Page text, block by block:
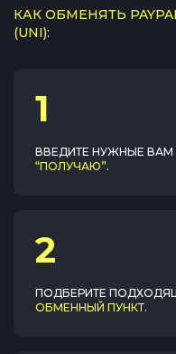
КАК ОБМЕНЯТЬ
(UNI):
1
ВВЕДИТЕ НУЖНЫЕ
“ПОЛУЧАЮ”.
2
ПОДБЕРИТЕ
ОБМЕННЫЙ ПУНКТ.